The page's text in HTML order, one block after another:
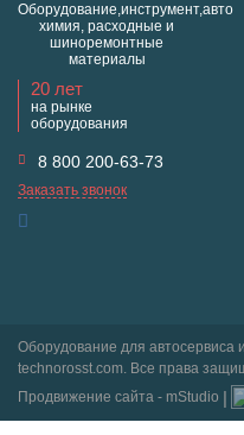
Оборудование,инструмент,авто
химия, расходные и
шиноремонтные
материалы
20 лет
на рынке
оборудования
8 800 200-63-73
Заказать звонок
Оборудование для автосервиса
technorosst.com. Все права
Продвижение сайта - mStudio